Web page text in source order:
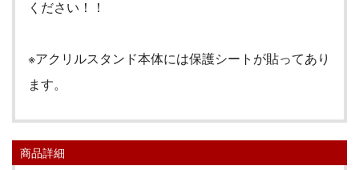
ください！！
※アクリルスタンド本体には保護シートが貼ってあり
ます。
商品詳細